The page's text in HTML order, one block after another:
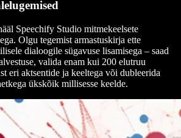
Speechify Studio mitmekeelsete
Olgu tegemist armastuskirja ette
dialoogile sügavuse lisamisega – saad
valida enam kui 200 elutruu
eri aktsentide ja keeltega või dubleerida
ükskõik millisesse keelde.